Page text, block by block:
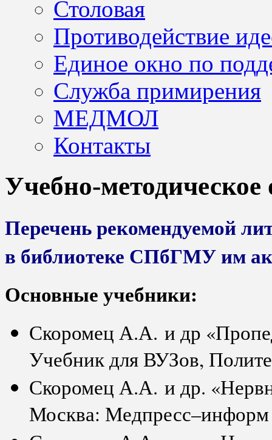
Столовая
Противодействие
Единое окно по
Служба примирения
МЕДМОЛ
Контакты
Учебно-
Перечень рекомендуемой
в библиотеке СПбГМУ им
Основные учебники:
Скоромец А.А. и др
Учебник для ВУЗов,
Скоромец А.А. и др.
Москва: Медпресс–информ